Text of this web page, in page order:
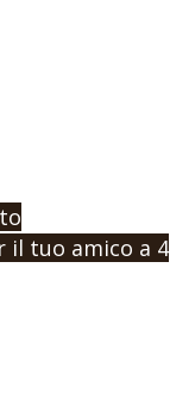
il tuo amico a 4